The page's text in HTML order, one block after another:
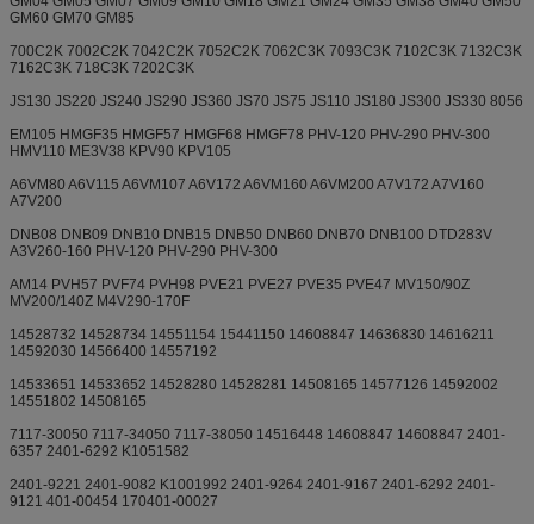
GM60 GM70 GM85
700C2K 7002C2K 7042C2K 7052C2K 7062C3K 7093C3K 7102C3K 7132C3K
7162C3K 718C3K 7202C3K
JS130 JS220 JS240 JS290 JS360 JS70 JS75 JS110 JS180 JS300 JS330 8056
EM105 HMGF35 HMGF57 HMGF68 HMGF78 PHV-120 PHV-290 PHV-300
HMV110 ME3V38 KPV90 KPV105
A6VM80 A6V115 A6VM107 A6V172 A6VM160 A6VM200 A7V172 A7V160
A7V200
DNB08 DNB09 DNB10 DNB15 DNB50 DNB60 DNB70 DNB100 DTD283V
A3V260-160 PHV-120 PHV-290 PHV-300
AM14 PVH57 PVF74 PVH98 PVE21 PVE27 PVE35 PVE47 MV150/90Z
MV200/140Z M4V290-170F
14528732 14528734 14551154 15441150 14608847 14636830 14616211
14592030 14566400 14557192
14533651 14533652 14528280 14528281 14508165 14577126 14592002
14551802 14508165
7117-30050 7117-34050 7117-38050 14516448 14608847 14608847 2401-
6357 2401-6292 K1051582
2401-9221 2401-9082 K1001992 2401-9264 2401-9167 2401-6292 2401-
9121 401-00454 170401-00027